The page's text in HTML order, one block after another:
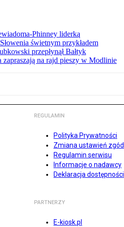
Phinney liderką
świetnym przykładem
przepłynął Bałtyk
zapraszają na rajd pieszy w Modlinie
REGULAMIN
Polityka Prywatności
Zmiana ustawień zgód
Regulamin serwisu
Informacje o nadawcy
Deklaracja dostępności
PARTNERZY
E-kiosk.pl